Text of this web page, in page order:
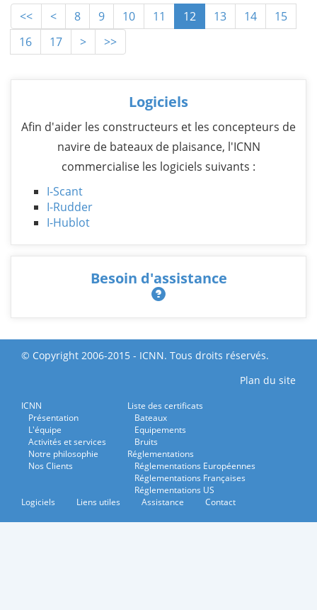
<< < 8 9 10 11 12 13 14
15
16
17 > >>
Logiciels
Afin d'aider les constructeurs et les concepteurs de
navire de bateaux de plaisance, l'ICNN
commercialise les logiciels suivants :
I-Scant
I-Rudder
I-Hublot
Besoin d'assistance
© Copyright 2006-2015 - ICNN. Tous droits réservés.
Plan du site
ICNN
Présentation
L'équipe
Activités et services
Notre philosophie
Nos Clients
Liste des certificats
Bateaux
Equipements
Bruits
Réglementations
Réglementations Européennes
Réglementations Françaises
Réglementations US
Logiciels
Liens utiles Assistance Contact